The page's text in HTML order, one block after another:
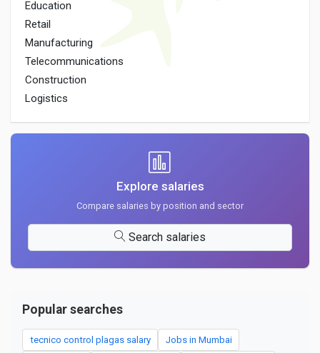
Education
Retail
Manufacturing
Telecommunications
Construction
Logistics
Explore salaries
Compare salaries by position and sector
Search salaries
Popular searches
tecnico control plagas salary Jobs in Mumbai